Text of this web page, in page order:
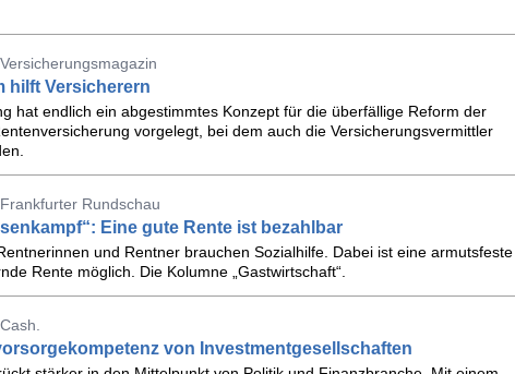
hilft Versicherern
hat endlich ein abgestimmtes Konzept für die überfällige Reform der
vorgelegt, bei dem auch die Versicherungsvermittler
Rundschau
Eine gute Rente ist bezahlbar
und Rentner brauchen Sozialhilfe. Dabei ist eine armutsfeste
Rente möglich. Die Kolumne „Gastwirtschaft“.
von Investmentgesellschaften